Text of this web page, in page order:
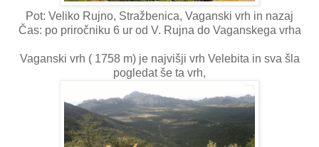
Pot: Veliko Rujno, Stražbenica, Vaganski vrh in nazaj
Čas: po priročniku 6 ur od V. Rujna do Vaganskega vrha
Vaganski vrh ( 1758 m) je najvišji vrh Velebita in sva šla
pogledat še ta vrh,